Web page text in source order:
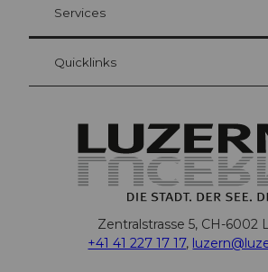
Vos avantages en tant qu'hôte pour la nuit
Services
Quicklinks
Zentralstrasse 5, CH-6002
+41 41 227 17 17,